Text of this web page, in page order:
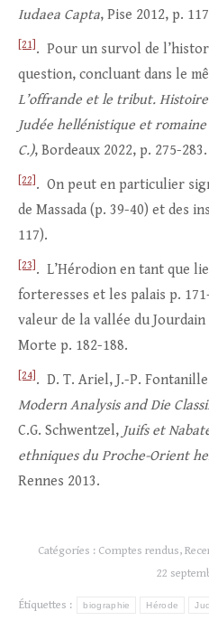
Iudaea Capta, Pise 2012, p.
[21] . Pour un survol de
question, concluant dans le
L’offrande et le tribut.
Judée hellénistique et romaine
C.), Bordeaux 2022, p. 275-283.
[22] . On peut en particulier
de Massada (p. 39-40) et des
117).
[23] . L’Hérodion en tant que
forteresses et les palais p.
valeur de la vallée du
Morte p. 182-188.
[24] . D. T. Ariel, J.-P.
Modern Analysis and Die
C.G. Schwentzel, Juifs et
ethniques du Proche-Orient
Rennes 2013.
Catégories : Comptes rendus,
22
Étiquettes : biographie Hérode